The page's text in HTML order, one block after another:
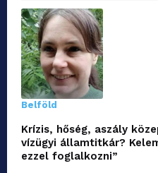
Belföld
Krízis, hőség, aszály
vízügyi államtitkár?
ezzel foglalkozni”